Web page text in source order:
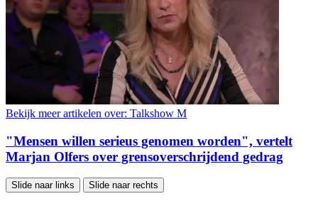
Bekijk meer artikelen over: Talkshow M
"Mensen willen serieus genomen worden", vertelt
Marjan Olfers over grensoverschrijdend gedrag
Slide naar links Slide naar rechts